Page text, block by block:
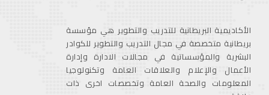
الأكاديمية البريطانية للتدريب والتطوير هي مؤسسة
بريطانية متخصصة في مجال التدريب والتطوير للكوادر
البشرية والمؤسساتية في مجالات الادارة وإدارة
الأعمال والإعلام والعلاقات العامة وتكنولوجيا
المعلومات والصحة العامة وتخصصات اخرى ذات